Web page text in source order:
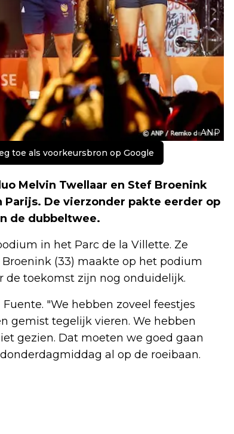
ANP
toe als voorkeursbron op Google
Melvin Twellaar en Stef Broenink
De vierzonder pakte eerder op
de dubbeltwee.
in het Parc de la Villette. Ze
(33) maakte op het podium
de toekomst zijn nog onduidelijk.
"We hebben zoveel feestjes
gemist tegelijk vieren. We hebben
gezien. Dat moeten we goed gaan
al op de roeibaan.